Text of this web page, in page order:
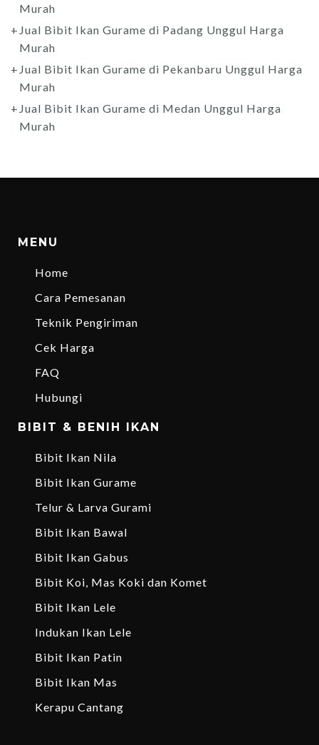
Murah
Jual Bibit Ikan Gurame di Padang Unggul Harga
Murah
Jual Bibit Ikan Gurame di Pekanbaru Unggul Harga
Murah
Jual Bibit Ikan Gurame di Medan Unggul Harga
Murah
MENU
Home
Cara Pemesanan
Teknik Pengiriman
Cek Harga
FAQ
Hubungi
BIBIT & BENIH IKAN
Bibit Ikan Nila
Bibit Ikan Gurame
Telur & Larva Gurami
Bibit Ikan Bawal
Bibit Ikan Gabus
Bibit Koi, Mas Koki dan Komet
Bibit Ikan Lele
Indukan Ikan Lele
Bibit Ikan Patin
Bibit Ikan Mas
Kerapu Cantang